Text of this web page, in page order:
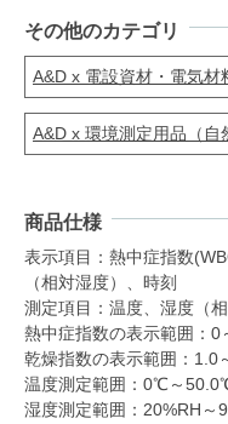
その他のカテゴリ
A&D x 電設資材・電気材
A&D x 環境測定用品（自
商品仕様
表示項目：熱中症指数
（相対湿度）、時刻
測定項目：温度、湿度（相
熱中症指数の表示範囲：
乾燥指数の表示範囲：1.0
温度測定範囲：0℃～
湿度測定範囲：20%RH～